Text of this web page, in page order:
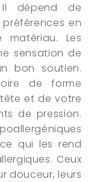
dépend de
en
Les
sensation de
bon soutien.
de forme
et de votre
de pression.
qui les rend
Ceux
douceur, leurs